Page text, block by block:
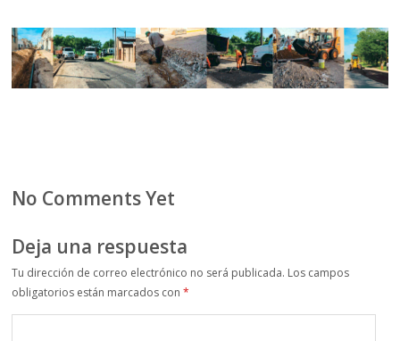
No Comments Yet
Deja una respuesta
Tu dirección de correo electrónico no será publicada. Los campos
obligatorios están marcados con*